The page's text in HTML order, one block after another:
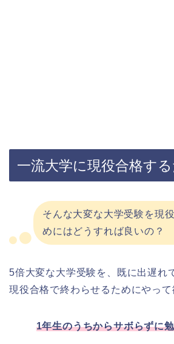
一流大学に現役合格す
そんな大変な大学受験を現
めにはどうすれば良いの？
5倍大変な大学受験を、既に出遅れ
現役合格で終わらせるためにやって
1年生のうちからサボらずに